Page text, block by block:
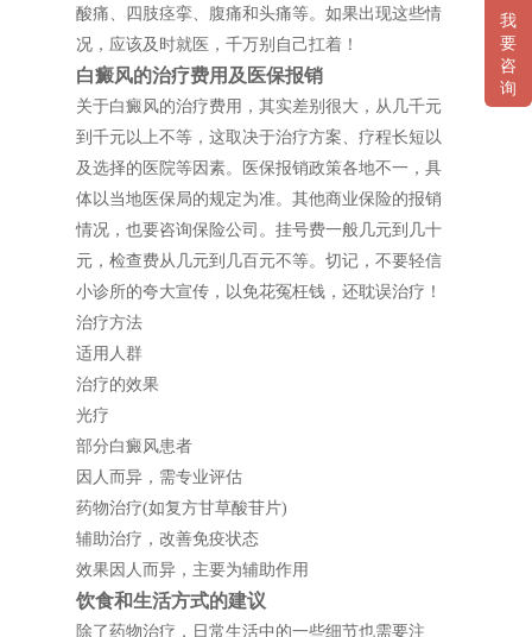
酸痛、四肢痉挛、腹痛和头痛等。如果出现这些情
况，应该及时就医，千万别自己扛着！
白癜风的治疗费用及医保报销
关于白癜风的治疗费用，其实差别很大，从几千元
到千元以上不等，这取决于治疗方案、疗程长短以
及选择的医院等因素。医保报销政策各地不一，具
体以当地医保局的规定为准。其他商业保险的报销
情况，也要咨询保险公司。挂号费一般几元到几十
元，检查费从几元到几百元不等。切记，不要轻信
小诊所的夸大宣传，以免花冤枉钱，还耽误治疗！
治疗方法
适用人群
治疗的效果
光疗
部分白癜风患者
因人而异，需专业评估
药物治疗(如复方甘草酸苷片)
辅助治疗，改善免疫状态
效果因人而异，主要为辅助作用
饮食和生活方式的建议
除了药物治疗，日常生活中的一些细节也需要注
我
要
咨
询